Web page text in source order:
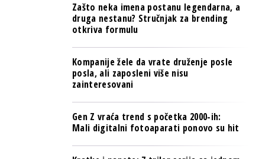
Zašto neka imena postanu legendarna, a
druga nestanu? Stručnjak za brending
otkriva formulu
Kompanije žele da vrate druženje posle
posla, ali zaposleni više nisu
zainteresovani
Gen Z vraća trend s početka 2000-ih:
Mali digitalni fotoaparati ponovo su hit